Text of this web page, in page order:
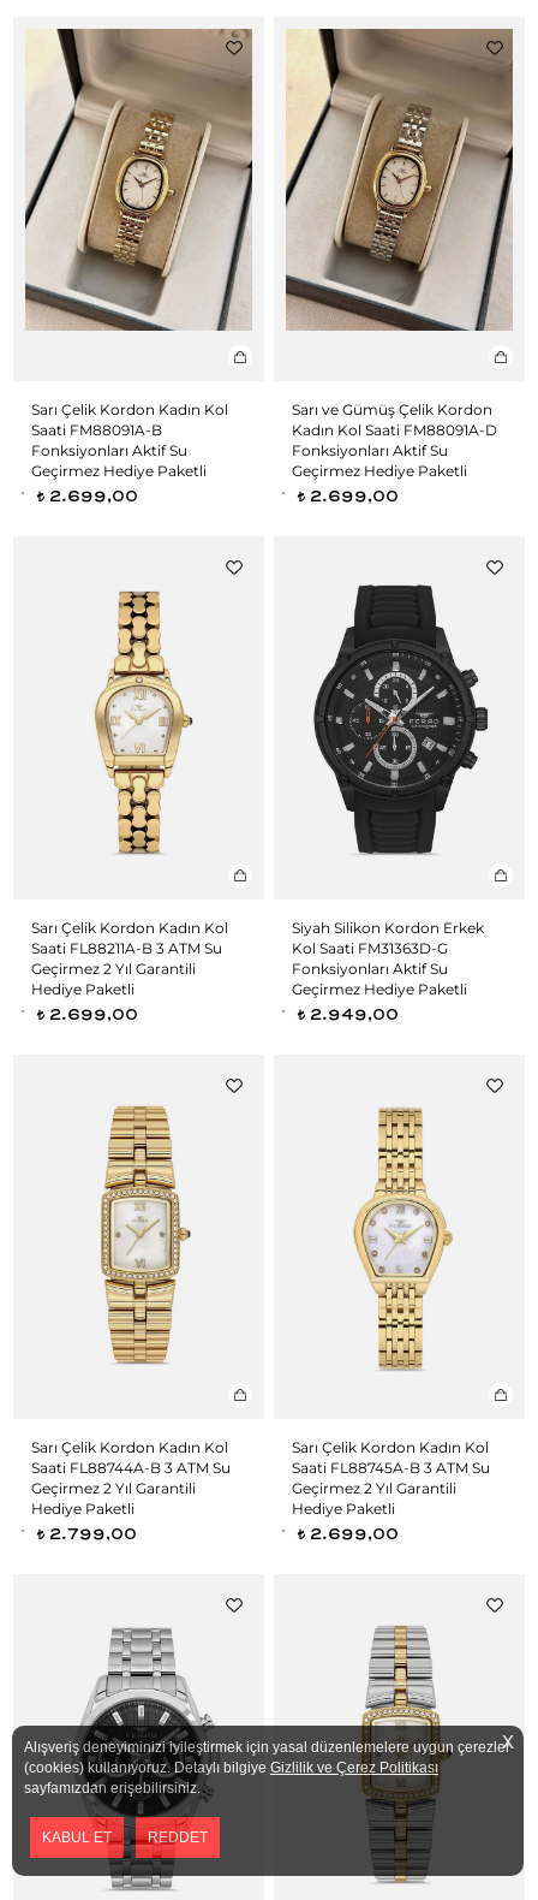
Sarı Çelik Kordon Kadın Kol
Saati FM88091A-B
Fonksiyonları Aktif Su
Geçirmez Hediye Paketli
t 2.699,00
Sarı ve Gümüş Çelik Kordon
Kadın Kol Saati FM88091A-D
Fonksiyonları Aktif Su
Geçirmez Hediye Paketli
t 2.699,00
Sarı Çelik Kordon Kadın Kol
Saati FL88211A-B 3 ATM Su
Geçirmez 2 Yıl Garantili
Hediye Paketli
t 2.699,00
Siyah Silikon Kordon Erkek
Kol Saati FM31363D-G
Fonksiyonları Aktif Su
Geçirmez Hediye Paketli
t 2.949,00
Sarı Çelik Kordon Kadın Kol
Saati FL88744A-B 3 ATM Su
Geçirmez 2 Yıl Garantili
Hediye Paketli
t 2.799,00
Sarı Çelik Kordon Kadın Kol
Saati FL88745A-B 3 ATM Su
Geçirmez 2 Yıl Garantili
Hediye Paketli
t 2.699,00
Alışveriş deneyiminizi iyileştirmek için yasal düzenlemelere uygun çerezler
(cookies) kullanıyoruz. Detaylı bilgiye Gizlilik ve Çerez Politikası
sayfamızdan erişebilirsiniz.
X